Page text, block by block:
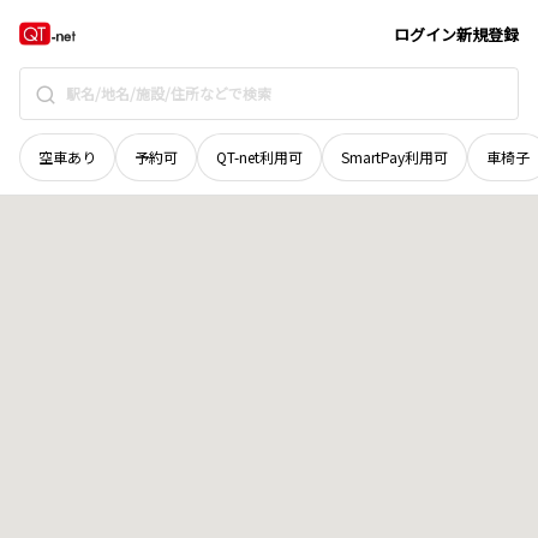
ログイン新規登録
空車あり 予約可 QT-net利用可 SmartPay利用可 車椅子
北海道